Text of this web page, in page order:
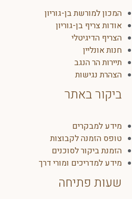
המכון למורשת בן-גוריון
אודות צריף בן-גוריון
הצריף הדיגיטלי
חנות אונליין
תיירות הר הנגב
הצהרת נגישות
ביקור באתר
מידע למבקרים
טופס הזמנה לקבוצות
הזמנת ביקור לסוכנים
מידע למדריכים ומורי דרך
שעות פתיחה